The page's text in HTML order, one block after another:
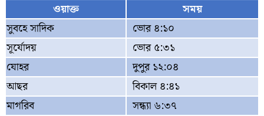
ওয়াক্ত
সময়
সুবহে সাদিক
ভোর ৪:১০
সূর্যোদয়
ভোর ৫:৩১
যোহর
দুপুর ১২:০৪
আছর
বিকাল ৪:৪১
মাগরিব
সন্ধ্যা ৬:৩৭